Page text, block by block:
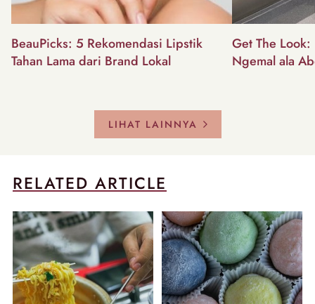
BeauPicks: 5 Rekomendasi Lipstik
Tahan Lama dari Brand Lokal
Get The
Ngemal ala
LIHAT LAINNYA
RELATED ARTICLE